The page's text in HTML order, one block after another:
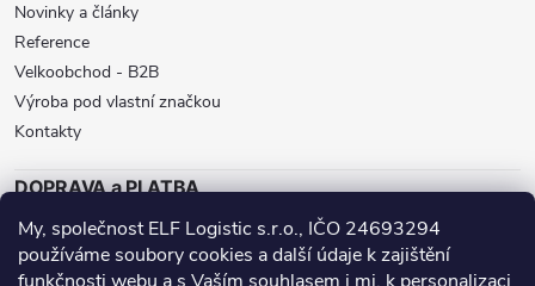
My, společnost ELF Logistic s.r.o., IČO 24693294
používáme soubory cookies a další údaje k zajištění
Novinky a články
Reference
Velkoobchod - B2B
Výroba pod vlastní značkou
Kontakty
DOPRAVA a PLATBA
ZÁSILKOVNA BALÍKOVNA GLS
DPD